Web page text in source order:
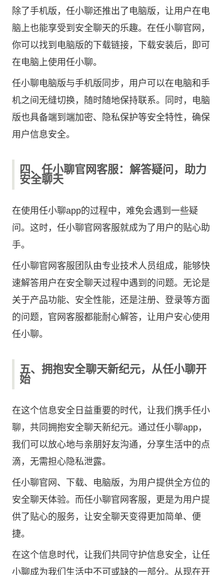
除了手机版，任小聊还推出了电脑版，让用户在电
脑上也能享受到安全聊天的乐趣。在任小聊官网，
你可以找到电脑版的下载链接，下载安装后，即可
在电脑上使用任小聊。
任小聊电脑版与手机版同步，用户可以在电脑和手
机之间无缝切换，随时随地保持联系。同时，电脑
版也具备端到端加密、隐私保护等安全特性，确保
用户信息安全。
四、任小聊官网客服：解答疑问，助力
安全聊天
在使用任小聊app的过程中，难免会遇到一些疑
问。这时，任小聊官网客服就成为了用户的贴心助
手。
任小聊官网客服团队由专业技术人员组成，能够快
速解答用户在安全聊天过程中遇到的问题。无论是
关于产品功能、安全性能，还是注册、登录等方面
的问题，官网客服都能耐心解答，让用户安心使用
任小聊。
五、拥抱安全聊天新纪元，从任小聊开
始
在这个信息安全日益重要的时代，让我们携手任小
聊，共同拥抱安全聊天新纪元。通过任小聊app，
我们可以放心地与亲朋好友沟通，分享生活中的点
滴，无需担心隐私泄露。
任小聊官网、下载、电脑版，为用户提供全方位的
安全聊天体验。而任小聊官网客服，更是为用户提
供了贴心的服务，让安全聊天变得更加简单、便
捷。
在这个信息时代，让我们共同守护信息安全，让任
小聊成为我们生活中不可或缺的一部分。从现在开